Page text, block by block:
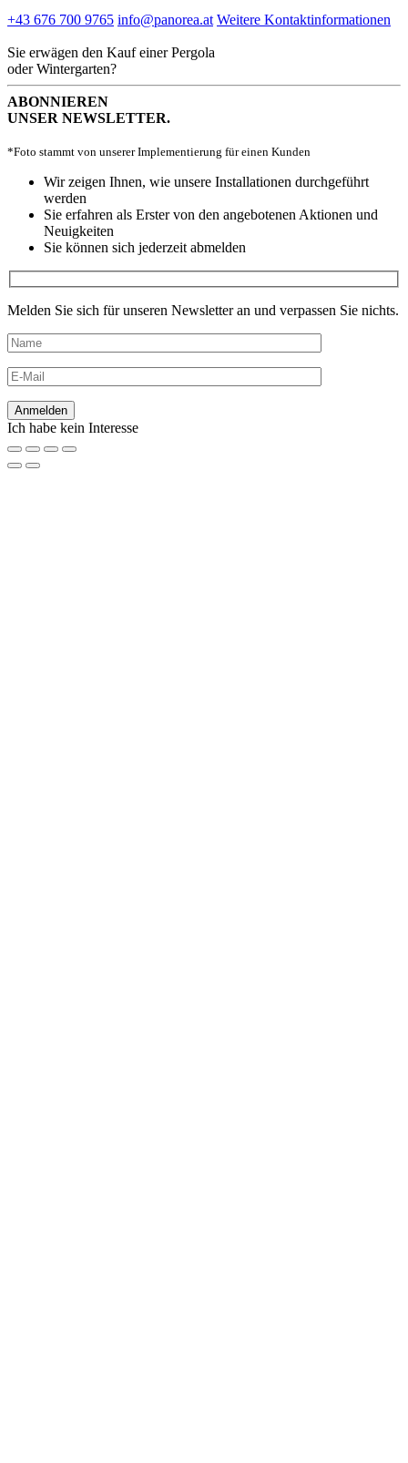
+43 676 700 9765 info@panorea.at Weitere Kontaktinformationen
Sie erwägen den Kauf einer Pergola
oder Wintergarten?
ABONNIEREN
UNSER NEWSLETTER.
*Foto stammt von unserer Implementierung für einen Kunden
Wir zeigen Ihnen, wie unsere Installationen durchgeführt
werden
Sie erfahren als Erster von den angebotenen Aktionen und
Neuigkeiten
Sie können sich jederzeit abmelden
Melden Sie sich für unseren Newsletter an und verpassen Sie nichts.
Ich habe kein Interesse